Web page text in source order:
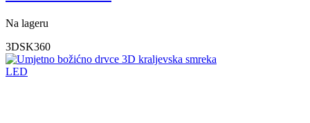
Na lageru
3DSK360